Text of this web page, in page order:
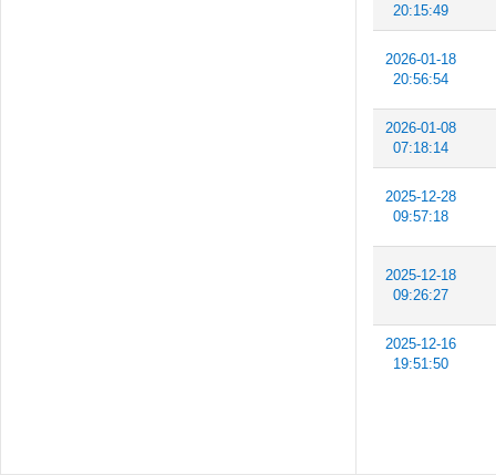
20:15:49
2026-01-18
20:56:54
2026-01-08
07:18:14
2025-12-28
09:57:18
2025-12-18
09:26:27
2025-12-16
19:51:50